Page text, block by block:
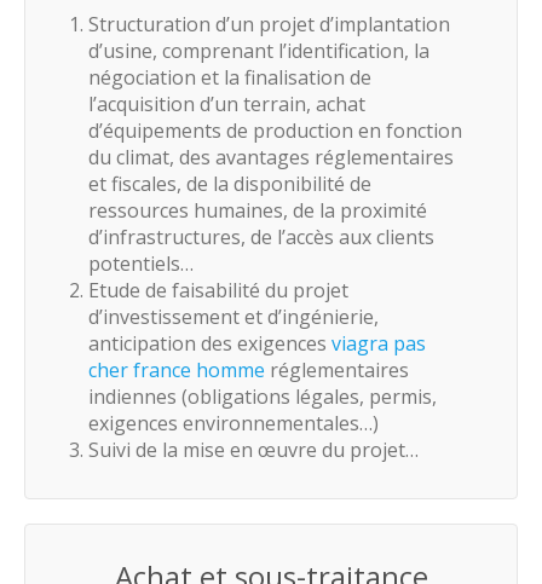
Structuration d’un projet d’implantation
d’usine, comprenant l’identification, la
négociation et la finalisation de
l’acquisition d’un terrain, achat
d’équipements de production en fonction
du climat, des avantages réglementaires
et fiscales, de la disponibilité de
ressources humaines, de la proximité
d’infrastructures, de l’accès aux clients
potentiels…
Etude de faisabilité du projet
d’investissement et d’ingénierie,
anticipation des exigences viagra pas
cher france homme réglementaires
indiennes (obligations légales, permis,
exigences environnementales…)
Suivi de la mise en œuvre du projet…
Achat et sous-traitance